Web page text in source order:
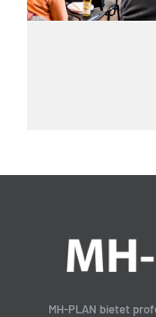
MH-PLAN bietet